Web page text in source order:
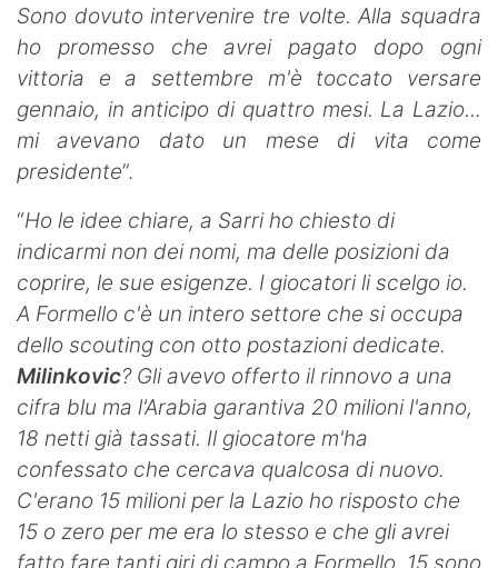
Sono dovuto intervenire tre volte. Alla squadra
ho promesso che avrei pagato dopo ogni
vittoria e a settembre m'è toccato versare
gennaio, in anticipo di quattro mesi. La Lazio...
mi avevano dato un mese di vita come
presidente”.
“Ho le idee chiare, a Sarri ho chiesto di
indicarmi non dei nomi, ma delle posizioni da
coprire, le sue esigenze. I giocatori li scelgo io.
A Formello c'è un intero settore che si occupa
dello scouting con otto postazioni dedicate.
Milinkovic? Gli avevo offerto il rinnovo a una
cifra blu ma l'Arabia garantiva 20 milioni l'anno,
18 netti già tassati. Il giocatore m'ha
confessato che cercava qualcosa di nuovo.
C'erano 15 milioni per la Lazio ho risposto che
15 o zero per me era lo stesso e che gli avrei